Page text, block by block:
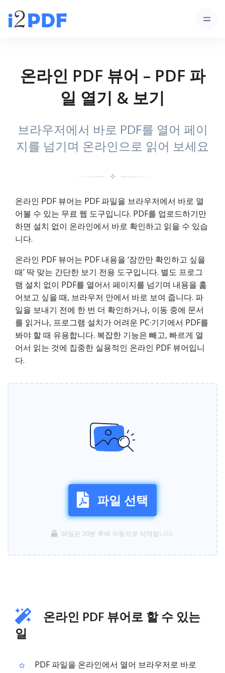
온라인 PDF 뷰어 – PDF 파
일 열기 & 보기
브라우저에서 바로 PDF를 열어 페이
지를 넘기며 온라인으로 읽어 보세요
✧
온라인 PDF 뷰어는 PDF 파일을 브라우저에서 바로 열
어볼 수 있는 무료 웹 도구입니다. PDF를 업로드하기만
하면 설치 없이 온라인에서 바로 확인하고 읽을 수 있습
니다.
온라인 PDF 뷰어는 PDF 내용을 ‘잠깐만 확인하고 싶을
때’ 딱 맞는 간단한 보기 전용 도구입니다. 별도 프로그
램 설치 없이 PDF를 열어서 페이지를 넘기며 내용을 훑
어보고 싶을 때, 브라우저 안에서 바로 보여 줍니다. 파
일을 보내기 전에 한 번 더 확인하거나, 이동 중에 문서
를 읽거나, 프로그램 설치가 어려운 PC·기기에서 PDF를
봐야 할 때 유용합니다. 복잡한 기능은 빼고, 빠르게 열
어서 읽는 것에 집중한 실용적인 온라인 PDF 뷰어입니
다.
파일 선택
파일은 30분 후에 자동으로 삭제됩니다.
온라인 PDF 뷰어로 할 수 있는
일
PDF 파일을 온라인에서 열어 브라우저로 바로